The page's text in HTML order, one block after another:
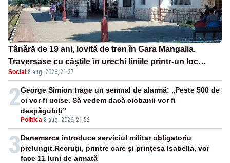
Tânără de 19 ani, lovită de tren în Gara Mangalia.
Traversase cu căștile în urechi liniile printr-un loc
nepermis
Social·8 aug. 2026, 21:37
2
Politica-8 aug. 2026, 21:52
George Simion trage un semnal de alarmă: „Peste 500 de
oi vor fi ucise. Să vedem dacă ciobanii vor fi
despăgubiți”
3Danemarca introduce serviciul militar obligatoriu
prelungit.Recruții, printre care și prințesa Isabella, vor
face 11 luni de armată